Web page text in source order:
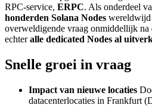
RPC-service, ERPC. Als onderdeel
honderden Solana Nodes wereldwijd
overweldigende vraag onmiddellijk na
echteralle dedicated Nodes al
Snelle groei in vraag
Impact van nieuwe locaties
datacenterlocaties in Frankfurt